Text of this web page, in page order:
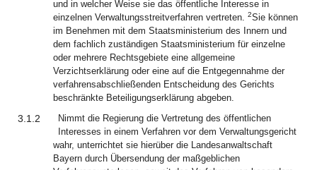
und in welcher Weise sie das öffentliche Interesse in
einzelnen Verwaltungsstreitverfahren vertreten. 2Sie können
im Benehmen mit dem Staatsministerium des Innern und
dem fachlich zuständigen Staatsministerium für einzelne
oder mehrere Rechtsgebiete eine allgemeine
Verzichtserklärung oder eine auf die Entgegennahme der
verfahrensabschließenden Entscheidung des Gerichts
beschränkte Beteiligungserklärung abgeben.
3.1.2
Nimmt die Regierung die Vertretung des öffentlichen
Interesses in einem Verfahren vor dem Verwaltungsgericht
wahr, unterrichtet sie hierüber die Landesanwaltschaft
Bayern durch Übersendung der maßgeblichen